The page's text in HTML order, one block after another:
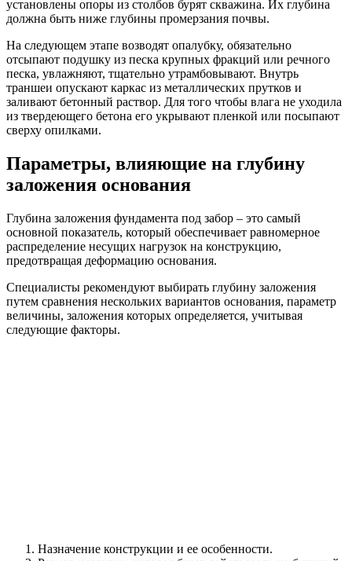
установлены опоры из столбов бурят скважина. Их глубина
должна быть ниже глубины промерзания почвы.
На следующем этапе возводят опалубку, обязательно
отсыпают подушку из песка крупных фракций или речного
песка, увлажняют, тщательно утрамбовывают. Внутрь
траншеи опускают каркас из металлических прутков и
заливают бетонный раствор. Для того чтобы влага не уходила
из твердеющего бетона его укрывают пленкой или посыпают
сверху опилками.
Параметры, влияющие на глубину
заложения основания
Глубина заложения фундамента под забор – это самый
основной показатель, который обеспечивает равномерное
распределение несущих нагрузок на конструкцию,
предотвращая деформацию основания.
Специалисты рекомендуют выбирать глубину заложения
путем сравнения нескольких вариантов основания, параметр
величины, заложения которых определяется, учитывая
следующие факторы.
Назначение конструкции и ее особенности.